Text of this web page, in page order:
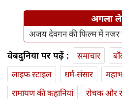
अगला
अजय देवगन की फिल्म में नजर
वेबदुनिया पर पढ़ें : समाचार
लाइफ स्‍टाइल
धर्म-संसार
रामायण की कहानियां
रोचक और